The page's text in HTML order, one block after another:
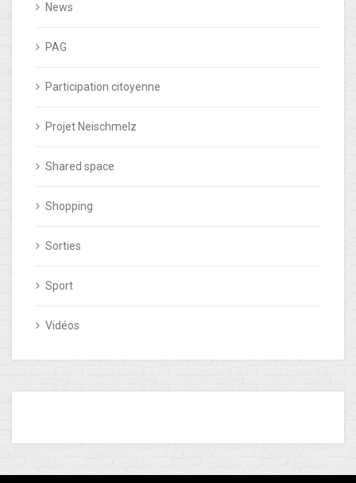
News
PAG
Participation citoyenne
Projet Neischmelz
Shared space
Shopping
Sorties
Sport
Vidéos